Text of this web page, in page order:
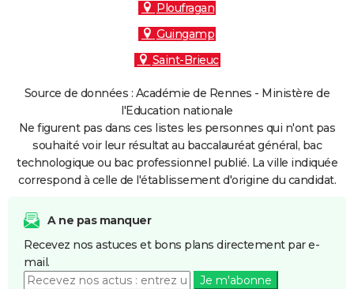
Ploufragan
Guingamp
Saint-Brieuc
Source de données : Académie de Rennes - Ministère de
l'Education nationale
Ne figurent pas dans ces listes les personnes qui n'ont pas
souhaité voir leur résultat au baccalauréat général, bac
technologique ou bac professionnel publié. La ville indiquée
correspond à celle de l'établissement d'origine du candidat.
A ne pas manquer
Recevez nos astuces et bons plans directement par e-
mail.
Je m'abonne